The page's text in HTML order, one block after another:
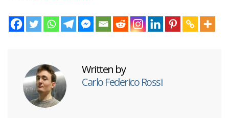
Written by
Carlo Federico Rossi